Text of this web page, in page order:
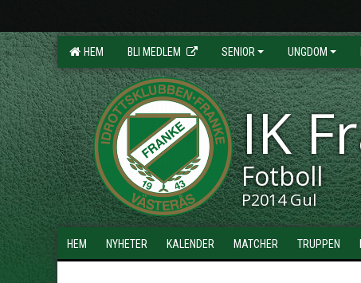
HEM BLI MEDLEM SENIOR UNGDOM
IK
Fotboll
P2014 Gul
HEM NYHETER KALENDER MATCHER TRUPPEN